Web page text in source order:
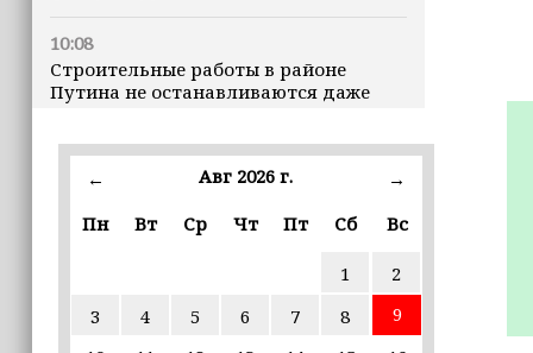
10:08
Строительные работы в районе
Путина не останавливаются даже
марта
В пяти школах столицы обновляют
инфраструктуру по госпрограмме
← Авг 2026 г.
→
Пн
Вт Ср Чт Пт Сб Вс
1
2
3
4 5 6 7 8
9